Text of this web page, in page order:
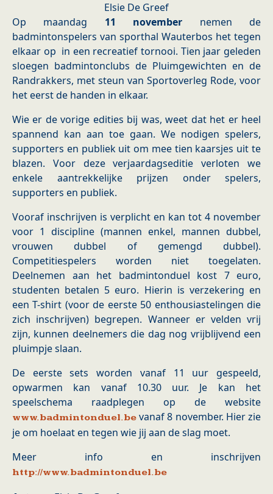
Elsie De Greef
Op maandag 11 november nemen de
badmintonspelers van sporthal Wauterbos het tegen
elkaar op in een recreatief tornooi. Tien jaar geleden
sloegen badmintonclubs de Pluimgewichten en de
Randrakkers, met steun van Sportoverleg Rode, voor
het eerst de handen in elkaar.
Wie er de vorige edities bij was, weet dat het er heel
spannend kan aan toe gaan. We nodigen spelers,
supporters en publiek uit om mee tien kaarsjes uit te
blazen. Voor deze verjaardagseditie verloten we
enkele aantrekkelijke prijzen onder spelers,
supporters en publiek.
Vooraf inschrijven is verplicht en kan tot 4 november
voor 1 discipline (mannen enkel, mannen dubbel,
vrouwen dubbel of gemengd dubbel).
Competitiespelers worden niet toegelaten.
Deelnemen aan het badmintonduel kost 7 euro,
studenten betalen 5 euro. Hierin is verzekering en
een T-shirt (voor de eerste 50 enthousiastelingen die
zich inschrijven) begrepen. Wanneer er velden vrij
zijn, kunnen deelnemers die dag nog vrijblijvend een
pluimpje slaan.
De eerste sets worden vanaf 11 uur gespeeld,
opwarmen kan vanaf 10.30 uur. Je kan het
speelschema raadplegen op de website
www.badmintonduel.be vanaf 8 november. Hier zie
je om hoelaat en tegen wie jij aan de slag moet.
Meer info en inschrijven
http://www.badmintonduel.be